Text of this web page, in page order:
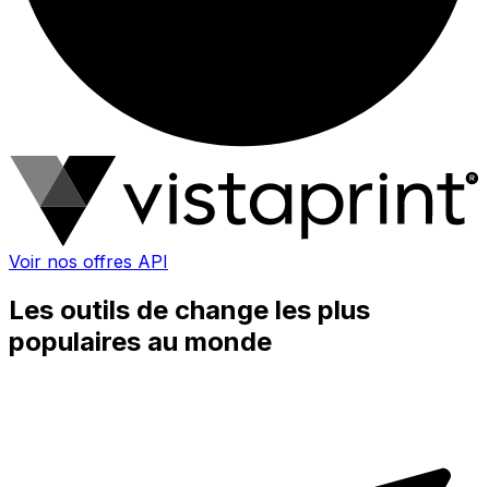
Voir nos offres API
Les outils de change les plus
populaires au monde